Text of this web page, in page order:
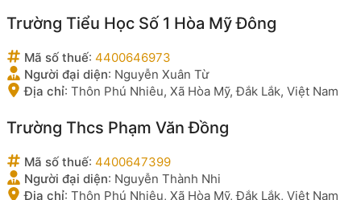
Trường Tiểu Học Số 1 Hòa Mỹ Đông
Mã số thuế: 4400646973
Người đại diện: Nguyễn Xuân Từ
Địa chỉ: Thôn Phú Nhiêu, Xã Hòa Mỹ, Đắk Lắk, Việt Nam
Trường Thcs Phạm Văn Đồng
Mã số thuế: 4400647399
Người đại diện: Nguyễn Thành Nhi
Địa chỉ: Thôn Phú Nhiêu, Xã Hòa Mỹ, Đắk Lắk, Việt Nam